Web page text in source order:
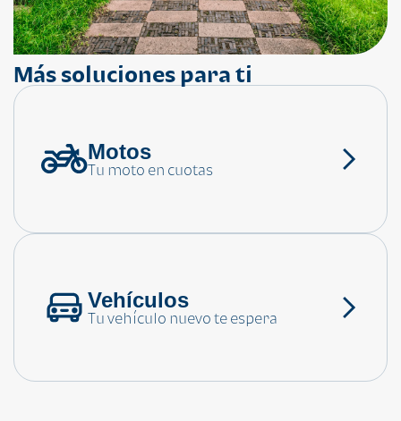
¿Necesitas ayuda?
Más soluciones para ti
Motos
Tu moto en cuotas
Vehículos
Tu vehículo nuevo te espera